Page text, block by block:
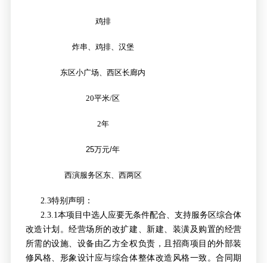
鸡排
炸串、鸡排、汉堡
东区小广场、西区长廊内
20平米/区
2年
25万元/年
西演服务区东、西两区
2.3特别声明：
2.3.1本项目中选人应要无条件配合、支持服务区综合体
改造计划。经营场所的改扩建、新建、装潢及购置的经营
所需的设施、设备由乙方全权负责，且招商项目的外部装
修风格、形象设计应与综合体整体改造风格一致。合同期